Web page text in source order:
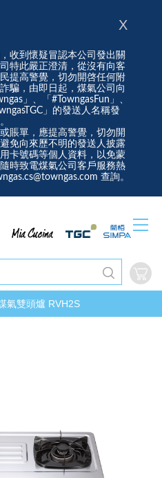
收到懷疑冒認本公司發出關
特此嚴正澄清，從沒有向客
提高警覺，切勿開啓任何附
騙，由即日起，煤氣公司向
」、「#TowngasFun」、
」的發送人名稱發
賬單，應提高警覺，切勿開
免向來歷不明的發送人披露
卡號碼等個人資料，以免蒙
時致電煤氣公司客戶服務熱
查詢。
X
氣雙頭爐 RVH2S